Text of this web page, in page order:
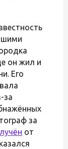
он жил и
Его
за
за
от